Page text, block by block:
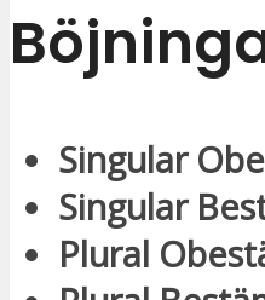
Singular
Singular
Plural